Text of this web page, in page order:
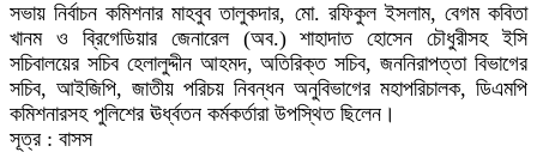
সভায় নির্বাচন কমিশনার মাহবুব তালুকদার, মো. রফিকুল ইসলাম, বেগম কবিতা
খানম ও ব্রিগেডিয়ার জেনারেল (অব.) শাহাদাত হোসেন চৌধুরীসহ ইসি
সচিবালয়ের সচিব হেলালুদ্দীন আহমদ, অতিরিক্ত সচিব, জননিরাপত্তা বিভাগের
সচিব, আইজিপি, জাতীয় পরিচয় নিবন্ধন অনুবিভাগের মহাপরিচালক, ডিএমপি
কমিশনারসহ পুলিশের ঊর্ধ্বতন কর্মকর্তারা উপস্থিত ছিলেন।
সূত্র : বাসস